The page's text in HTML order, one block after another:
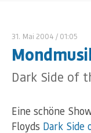
31. Mai 2004 / 01:05
Dark Side of
Eine schöne
Floyds Dark Side